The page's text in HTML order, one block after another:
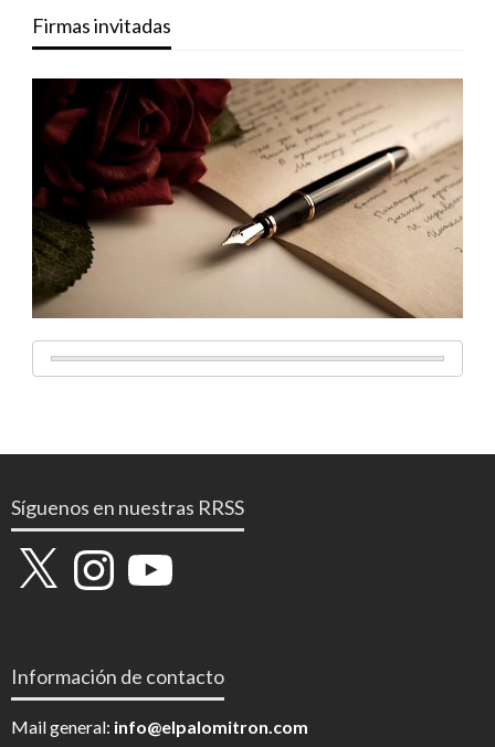
Firmas invitadas
Síguenos en nuestras RRSS
X InstagramYouTube
Información de contacto
Mail general: info@elpalomitron.com